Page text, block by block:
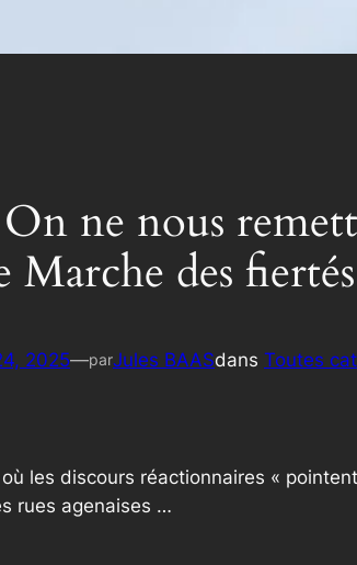
ne nous
Marche des
2025—parJules BAASdans Toutes
les discours réactionnaires «
rues agenaises …